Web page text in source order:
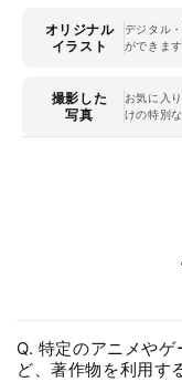
オリジナル
イラスト
デジタル
ができます
撮影した
写真
お気に入
けの特別
Q. 特定のアニメや
ど、著作物を利用す